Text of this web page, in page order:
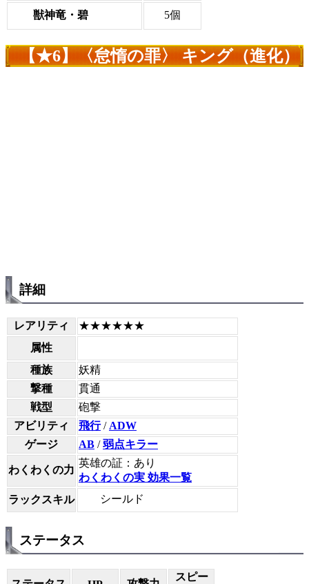
獣神竜・碧 5個
【★6】〈怠惰の罪〉 キング（進化）
詳細
レアリティ
★★★★★★
属性
種族
妖精
撃種
貫通
戦型
砲撃
アビリティ
飛行/ ADW
ゲージ
AB /弱点キラー
わくわくの力
英雄の証：あり
わくわくの実 効果一覧
ラックスキル
シールド
ステータス
スピー